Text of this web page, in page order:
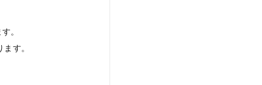
。
す。